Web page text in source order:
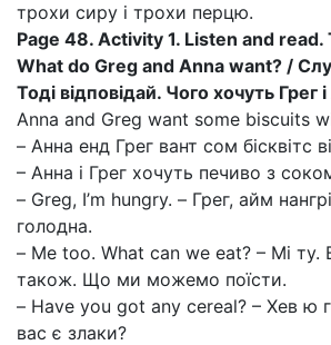
трохи сиру і трохи перцю.
Page 48. Activity 1. Listen and
What do Greg and Anna want? /
Тоді відповідай. Чого хочуть Грег
Anna and Greg want some biscuits
– Анна енд Грег вант сом бісквітс
– Анна і Грег хочуть печиво з
– Greg, I’m hungry. – Грег, айм
голодна.
– Me too. What can we eat? – Мі ту.
також. Що ми можемо поїсти.
– Have you got any cereal? – Хев ю
вас є злаки?